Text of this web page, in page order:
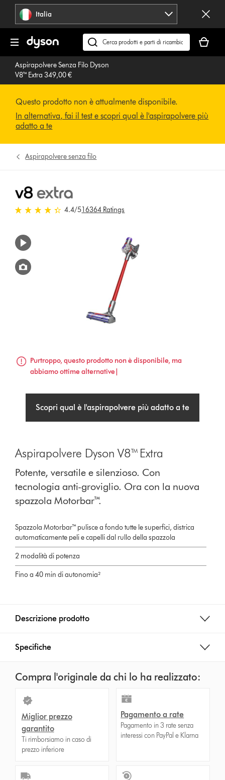
navigazione Italia
Cerca
su
dyson.it
carrello
è
Aspirapolvere Senza Filo Dyson
V8™ Extra 349,00 €
Questo prodotto non è attualmente disponibile.
In alternativa, fai il test e scopri qual è l'aspirapolvere più
adatto a te
Aspirapolvere senza filo
4.4 stelle su 5 da 16364 Ratings
4.4/516364 Ratings
Purtroppo, questo prodotto non è disponibile, ma
abbiamo ottime alternative|
Scopri qual è l'aspirapolvere più adatto a te
Aspirapolvere Dyson V8™ Extra
Potente, versatile e silenzioso. Con
tecnologia anti-groviglio. Ora con la nuova
spazzola Motorbar™.
Spazzola Motorbar™ pulisce a fondo tutte le superfici, districa
automaticamente peli e capelli dal rullo della spazzola
2 modalità di potenza
Fino a 40 min di autonomia²
Descrizione prodotto
Specifiche
Compra l'originale da chi lo ha realizzato:
Miglior prezzo
garantito
Ti rimborsiamo in caso di
prezzo inferiore
Pagamento a rate
Pagamento in 3 rate senza
interessi con PayPal e Klarna